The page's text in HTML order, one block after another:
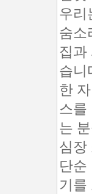
우리
숨소
집과
습니
한
스를
는
심장
단순
기를